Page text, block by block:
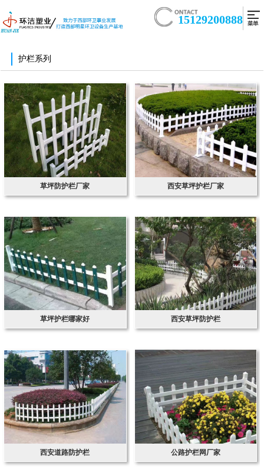
15129200888
护栏系列
草坪防护栏厂家 西安草坪护栏厂家
草坪护栏哪家好 西安草坪防护栏
西安道路防护栏 公路护栏网厂家